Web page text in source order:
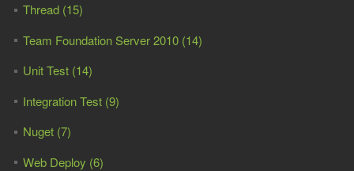
Thread (15)
Team Foundation Server 2010 (14)
Unit Test (14)
Integration Test (9)
Nuget (7)
Web Deploy (6)